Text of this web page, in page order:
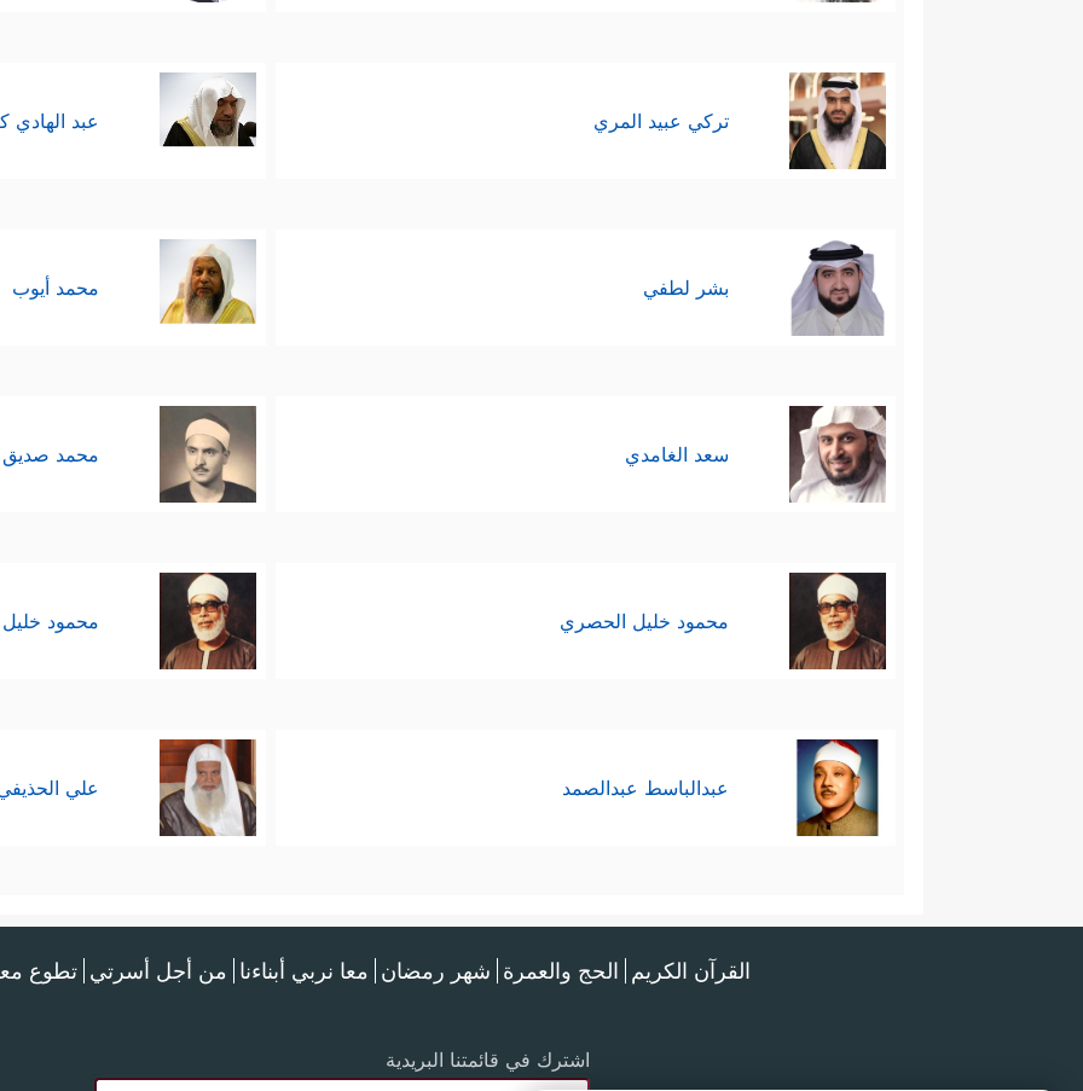
تركي عبيد المري عبد الهادي
بشر لطفي محمد أيوب
سعد الغامدي محمد صديق
محمود خليل الحصري محمود
عبدالباسط عبدالصمد علي
القرآن الكريم الحج والعمرة شهر رمضان معا نربي أبناءنا من أجل أسرتي تطوع
اشترك في قائمتنا البريدية